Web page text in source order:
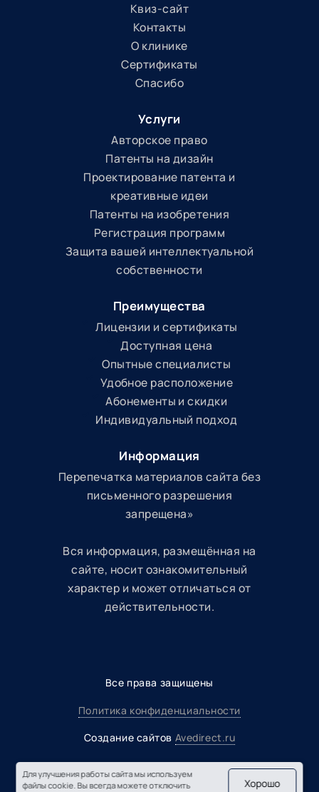
Квиз-сайт
Контакты
О клинике
Сертификаты
Спасибо
Услуги
Авторское право
Патенты на дизайн
Проектирование патента и
креативные идеи
Патенты на изобретения
Регистрация программ
Защита вашей интеллектуальной
собственности
Преимущества
Лицензии и сертификаты
Доступная цена
Опытные специалисты
Удобное расположение
Абонементы и скидки
Индивидуальный подход
Информация
Перепечатка материалов сайта без
письменного разрешения
запрещена»
Вся информация, размещённая на
сайте, носит ознакомительный
характер и может отличаться от
действительности.
Все права защищены
Политика конфиденциальности
Создание сайтов Avedirect.ru
Для улучшения работы сайта мы используем
файлы cookie. Вы всегда можете отключить
Хорошо